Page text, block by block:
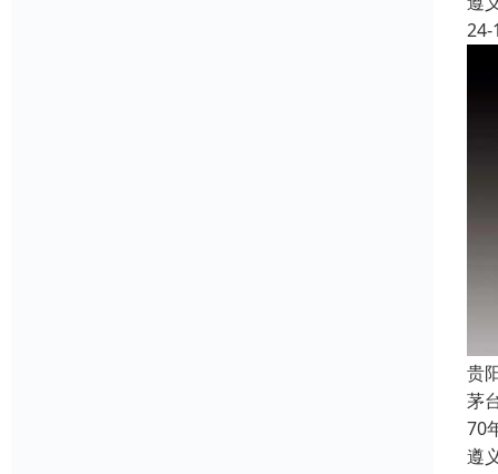
24-
贵
茅
70
遵